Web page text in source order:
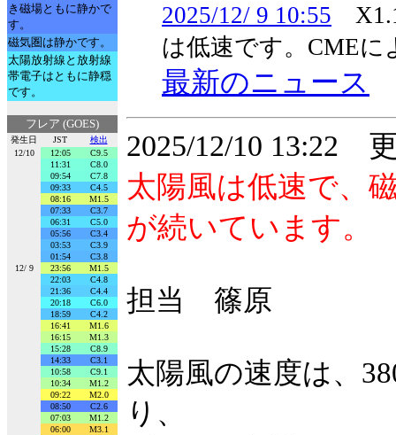
き磁場ともに静かで
す。
磁気圏は静かです。
太陽放射線と放射線
帯電子はともに静穏
です。
フレア (GOES)
発生日 JST
検出
12/10
12:05
C9.5
11:31
C8.0
09:54
C7.8
09:33
C4.5
08:16
M1.5
07:33
C3.7
06:31
C5.0
05:56
C3.4
03:53
C3.9
01:54
C3.8
12/ 9
23:56
M1.5
22:03
C4.8
21:36
C4.4
20:18
C6.0
18:59
C4.2
16:41
M1.6
16:15
M1.3
15:28
C8.9
14:33
C3.1
10:58
C9.1
10:34
M1.2
09:22
M2.0
08:50
C2.6
07:03
M1.2
06:00
M3.1
2025/12/ 9 10:55
は低速です。CME
最新のニュース
2025/12/10 13:22
太陽風は低速で、
が続いています。
担当 篠原
太陽風の速度は、
り、